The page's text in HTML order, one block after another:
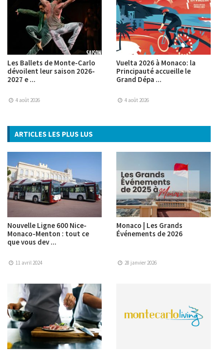
Les Ballets de Monte-Carlo
dévoilent leur saison 2026-
2027 e ...
4 août 2026
Vuelta 2026 à Monaco: la
Principauté accueille le
Grand Dépa ...
4 août 2026
ARTICLES LES PLUS LUS
Nouvelle Ligne 600 Nice-
Monaco-Menton : tout ce
que vous dev ...
11 avril 2024
Monaco | Les Grands
Événements de 2026
28 janvier 2026